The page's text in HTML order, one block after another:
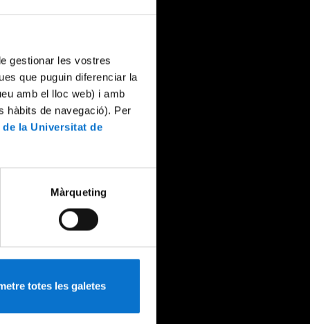
gestionar les vostres
que puguin diferenciar la
amb el lloc web) i amb
hàbits de navegació). Per
la Universitat de
Màrqueting
totes les galetes